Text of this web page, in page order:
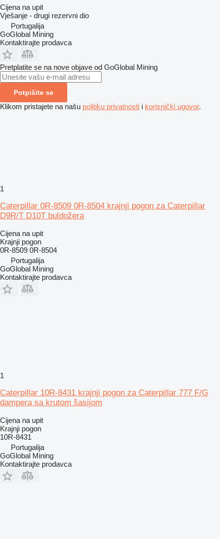
Cijena na upit
Vješanje - drugi rezervni dio
Portugalija
GoGlobal Mining
Kontaktirajte prodavca
Pretplatite se na nove objave od GoGlobal Mining
Potpišite se
Klikom pristajete na našu politiku privatnosti i korisnički ugovor.
1
Caterpillar 0R-8509 0R-8504 krajnji pogon za Caterpillar
D9R/T D10T buldožera
Cijena na upit
Krajnji pogon
0R-8509 0R-8504
Portugalija
GoGlobal Mining
Kontaktirajte prodavca
1
Caterpillar 10R-8431 krajnji pogon za Caterpillar 777 F/G
dampera sa krutom šasijom
Cijena na upit
Krajnji pogon
10R-8431
Portugalija
GoGlobal Mining
Kontaktirajte prodavca